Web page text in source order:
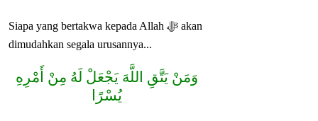
Siapa yang bertakwa kepada Allah ﷻ akan
dimudahkan segala urusannya...
وَمَنْ يَتَّقِ اللَّهَ يَجْعَلْ لَهُ مِنْ أَمْرِهِ
يُسْرًا